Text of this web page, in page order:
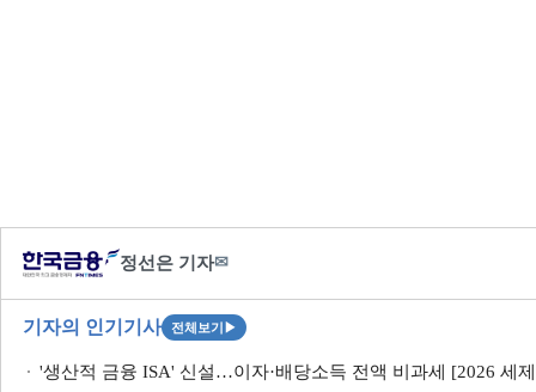
정선은 기자✉
기자의 인기기사 전체보기 ▶
'생산적 금융 ISA' 신설…이자·배당소득 전액 비과세 [2026 세